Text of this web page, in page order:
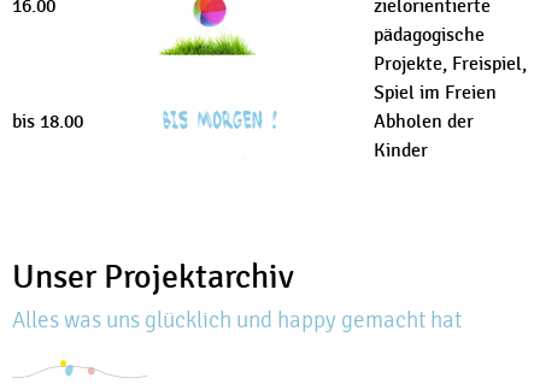
16.00
zielorientierte
pädagogische
Projekte, Freispiel,
Spiel im Freien
bis 18.00
Abholen der
Kinder
Unser Projektarchiv
Alles was uns glücklich und happy gemacht hat